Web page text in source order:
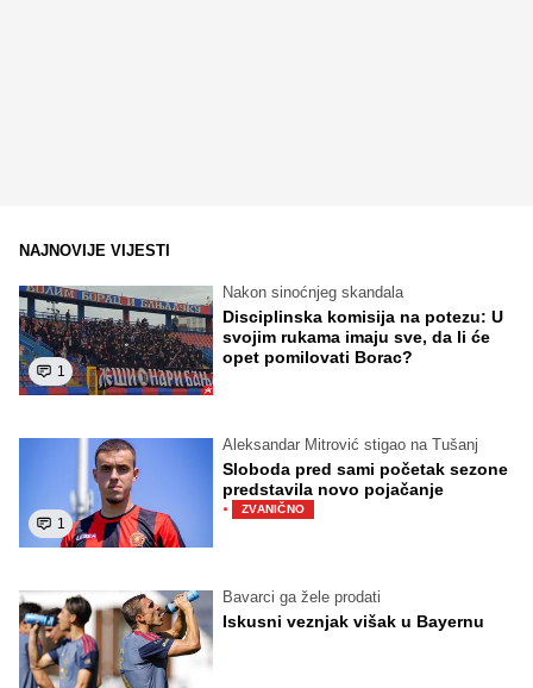
NAJNOVIJE VIJESTI
1
Nakon sinoćnjeg skandala
Disciplinska komisija na potezu: U
svojim rukama imaju sve, da li će
opet pomilovati Borac?
1
Aleksandar Mitrović stigao na Tušanj
Sloboda pred sami početak sezone
predstavila novo pojačanje
· ZVANIČNO
Bavarci ga žele prodati
Iskusni veznjak višak u Bayernu